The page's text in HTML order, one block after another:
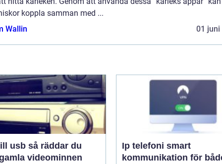
koppla samman med ...
Wallin
01 juni
räddar du
videominnen
Ip telefoni smart
kommunikation för